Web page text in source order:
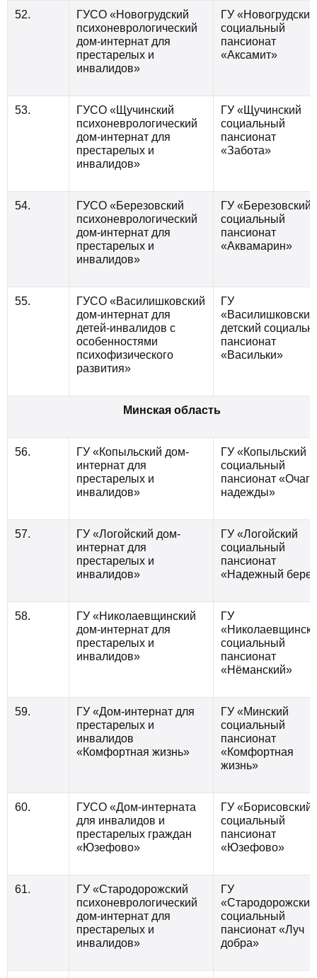
52.
ГУСО «Новогрудский
психоневрологический
дом-интернат для
престарелых и
инвалидов»
ГУ «Новогрудский
социальный
пансионат
«Аксамит»
53.
ГУСО «Щучинский
психоневрологический
дом-интернат для
престарелых и
инвалидов»
ГУ «Щучинский
социальный
пансионат
«Забота»
54.
ГУСО «Березовский
психоневрологический
дом-интернат для
престарелых и
инвалидов»
ГУ «Березовский
социальный
пансионат
«Аквамарин»
55.
ГУСО «Василишковский
дом-интернат для
детей-инвалидов с
особенностями
психофизического
развития»
ГУ
«Василишковский
детский
пансионат
«Васильки»
Минская область
56.
ГУ «Копыльский дом-
интернат для
престарелых и
инвалидов»
ГУ «Копыльский
социальный
пансионат «Очаг
надежды»
57.
ГУ «Логойский дом-
интернат для
престарелых и
инвалидов»
ГУ «Логойский
социальный
пансионат
«Надежный
58.
ГУ «Николаевщинский
дом-интернат для
престарелых и
инвалидов»
ГУ
социальный
пансионат
«Нёманский»
59.
ГУ «Дом-интернат для
престарелых и
инвалидов
«Комфортная жизнь»
ГУ «Минский
социальный
пансионат
«Комфортная
жизнь»
60.
ГУСО «Дом-интерната
для инвалидов и
престарелых граждан
«Юзефово»
ГУ «Борисовский
социальный
пансионат
«Юзефово»
61.
ГУ «Стародорожский
психоневрологический
дом-интернат для
престарелых и
инвалидов»
ГУ
«Стародорожский
социальный
пансионат «Луч
добра»